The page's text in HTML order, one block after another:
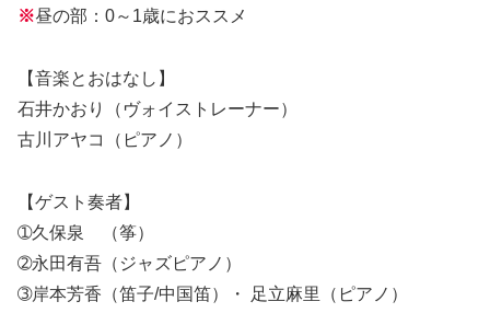
※昼の部：0～1歳におススメ
【音楽とおはなし】
石井かおり（ヴォイストレーナー）
古川アヤコ（ピアノ）
【ゲスト奏者】
➀久保泉 （筝）
➁永田有吾（ジャズピアノ）
➂岸本芳香（笛子/中国笛）・ 足立麻里（ピアノ）